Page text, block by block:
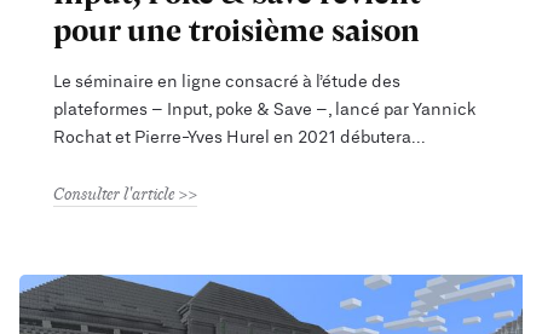
pour une troisième saison
Le séminaire en ligne consacré à l’étude des
plateformes – Input, poke & Save –, lancé par Yannick
Rochat et Pierre-Yves Hurel en 2021 débutera
Consulter l'article